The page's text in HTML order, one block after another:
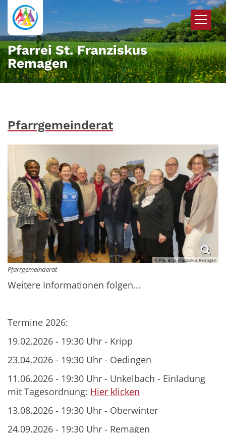
Zum Inhalt springen
Pfarrei St. Franziskus
Remagen
Pfarrgemeinderat
© Pfarrei St. Franziskus Remagen
Pfarrgemeinderat
Weitere Informationen folgen...
Termine 2026:
19.02.2026 - 19:30 Uhr - Kripp
23.04.2026 - 19:30 Uhr - Oedingen
11.06.2026 - 19:30 Uhr - Unkelbach - Einladung
mit Tagesordnung: Hier klicken
13.08.2026 - 19:30 Uhr - Oberwinter
24.09.2026 - 19:30 Uhr - Remagen